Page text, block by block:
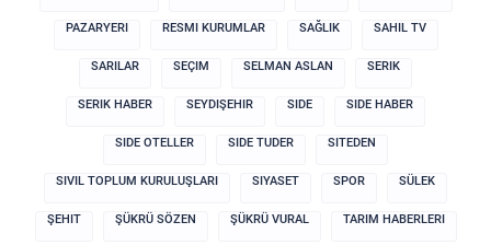
PAZARYERI RESMI KURUMLAR SAĞLIK SAHIL TV
SARILAR SEÇIM SELMAN ASLAN SERIK
SERIK HABER SEYDIŞEHIR SIDE SIDE HABER
SIDE OTELLER SIDE TUDER SITEDEN
SIVIL TOPLUM KURULUŞLARI SIYASET SPOR SÜLEK
ŞEHIT ŞÜKRÜ SÖZEN ŞÜKRÜ VURAL TARIM HABERLERI